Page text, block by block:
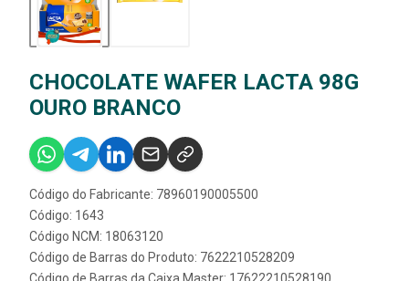
CHOCOLATE WAFER LACTA 98G
OURO BRANCO
Código do Fabricante: 78960190005500
Código: 1643
Código NCM: 18063120
Código de Barras do Produto: 7622210528209